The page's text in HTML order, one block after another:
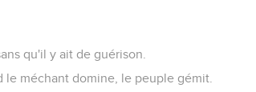
qu'il y ait de guérison.
le méchant domine, le peuple gémit.